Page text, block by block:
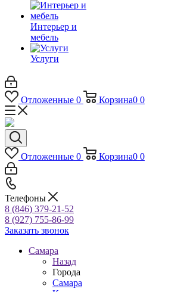
Интерьер и
мебель
Услуги
Отложенные 0 Корзина0 0
Отложенные 0 Корзина0 0
Телефоны
8 (846) 379-21-52
8 (927) 755-86-99
Заказать звонок
Самара
Назад
Города
Самара